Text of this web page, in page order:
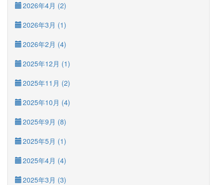
2026年4月 (2)
2026年3月 (1)
2026年2月 (4)
2025年12月 (1)
2025年11月 (2)
2025年10月 (4)
2025年9月 (8)
2025年5月 (1)
2025年4月 (4)
2025年3月 (3)